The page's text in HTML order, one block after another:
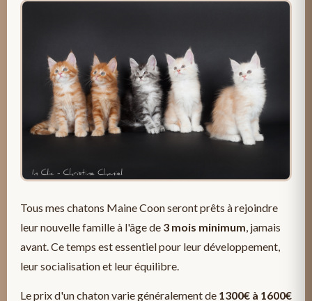
Tous mes chatons Maine Coon seront prêts à rejoindre
leur nouvelle famille à l'âge de 3 mois minimum , jamais
avant. Ce temps est essentiel pour leur développement,
leur socialisation et leur équilibre.
Le prix d'un chaton varie généralement de 1300€ à 1600€